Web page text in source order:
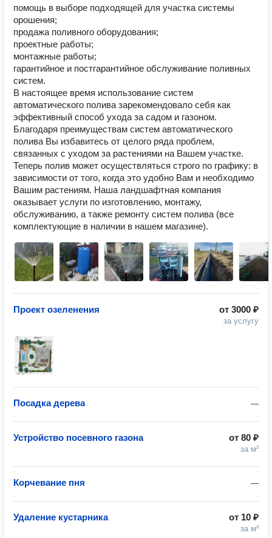
помощь в выборе подходящей для участка системы
орошения;
продажа поливного оборудования;
проектные работы;
монтажные работы;
гарантийное и постгарантийное обслуживание поливных
систем.
В настоящее время использование систем
автоматического полива зарекомендовало себя как
эффективный способ ухода за садом и газоном.
Благодаря преимуществам систем автоматического
полива Вы избавитесь от целого ряда проблем,
связанных с уходом за растениями на Вашем участке.
Теперь полив может осуществляться строго по графику: в
зависимости от того, когда это удобно Вам и необходимо
Вашим растениям. Наша ландшафтная компания
оказывает услуги по изготовлению, монтажу,
обслуживанию, а также ремонту систем полива (все
комплектующие в наличии в нашем магазине).
от 3000 ₽
за услугу
Проект озеленения
—
Посадка дерева
от 80 ₽
за м²
Устройство посевного газона
—
Корчевание пня
от 10 ₽
за м²
Удаление кустарника